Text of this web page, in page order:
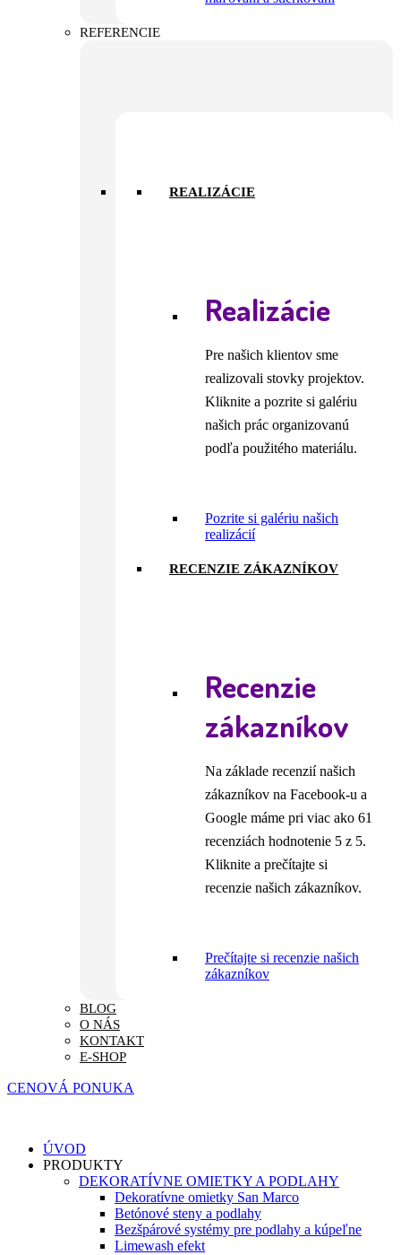
REFERENCIE
REALIZÁCIE
Realizácie
Pre našich klientov sme
realizovali stovky projektov.
Kliknite a pozrite si galériu
našich prác organizovanú
podľa použitého materiálu.
Pozrite si galériu našich
realizácií
RECENZIE ZÁKAZNÍKOV
Recenzie
zákazníkov
Na základe recenzií našich
zákazníkov na Facebook-u a
Google máme pri viac ako 61
recenziách hodnotenie 5 z 5.
Kliknite a prečítajte si
recenzie našich zákazníkov.
Prečítajte si recenzie našich
zákazníkov
BLOG
O NÁS
KONTAKT
E-SHOP
CENOVÁ PONUKA
ÚVOD
PRODUKTY
DEKORATÍVNE OMIETKY A PODLAHY
Dekoratívne omietky San Marco
Betónové steny a podlahy
Bezšpárové systémy pre podlahy a kúpeľne
Limewash efekt